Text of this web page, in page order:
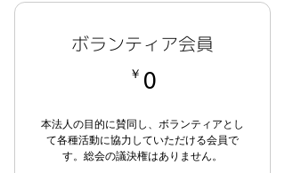
ボランティア会員
￥ 0
本法人の目的に賛同し、ボランティアとし
て各種活動に協力していただける会員で
す。総会の議決権はありません。